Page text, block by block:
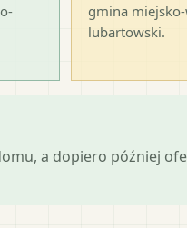
gmina
lubartowski.
a dopiero później